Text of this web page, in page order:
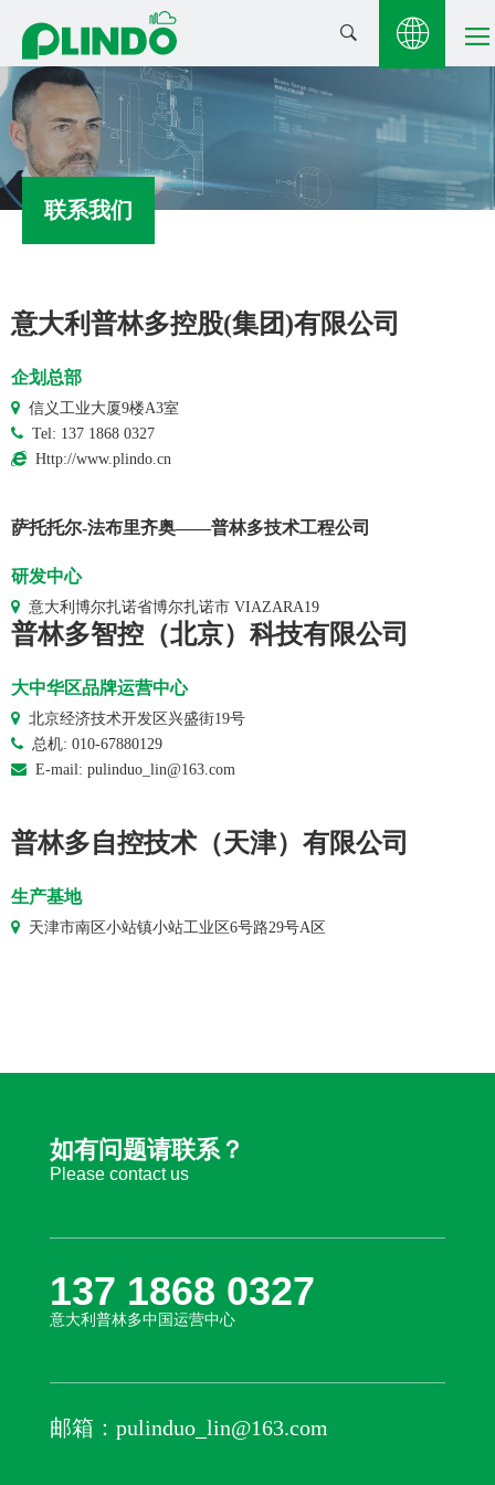
联系我们
意大利普林多控股(集团)有限公司
企划总部
信义工业大厦9楼A3室
Tel: 137 1868 0327
Http://www.plindo.cn
萨托托尔-法布里齐奥——普林多技术工程公司
研发中心
意大利博尔扎诺省博尔扎诺市 VIAZARA19
普林多智控（北京）科技有限公司
大中华区品牌运营中心
北京经济技术开发区兴盛街19号
总机: 010-67880129
E-mail: pulinduo_lin@163.com
普林多自控技术（天津）有限公司
生产基地
天津市南区小站镇小站工业区6号路29号A区
如有问题请联系？
Please contact us
137 1868 0327
意大利普林多中国运营中心
邮箱：pulinduo_lin@163.com